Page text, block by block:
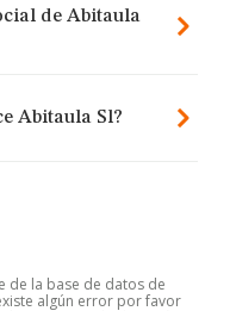
de Abitaula
Abitaula Sl?
de la base de datos de
existe algún error por favor